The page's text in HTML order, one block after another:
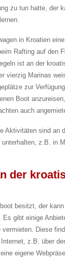
zu tun hatte, der
in Kroatien
Rafting auf den
ist an der
vierzig Marinas
zur
Boot
auch
Aktivitäten sind an
z.B. in
der
besitzt, der
Es gibt einige
vermieten. Diese
z.B. über
eigene